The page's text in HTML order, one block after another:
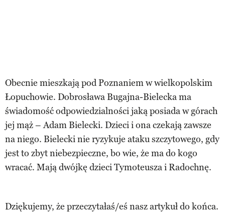
Obecnie mieszkają pod Poznaniem w wielkopolskim
Łopuchowie. Dobrosława Bugajna-Bielecka ma
świadomość odpowiedzialności jaką posiada w górach
jej mąż – Adam Bielecki. Dzieci i ona czekają zawsze
na niego. Bielecki nie ryzykuje ataku szczytowego, gdy
jest to zbyt niebezpieczne, bo wie, że ma do kogo
wracać. Mają dwójkę dzieci Tymoteusza i Radochnę.
Dziękujemy, że przeczytałaś/eś nasz artykuł do końca.